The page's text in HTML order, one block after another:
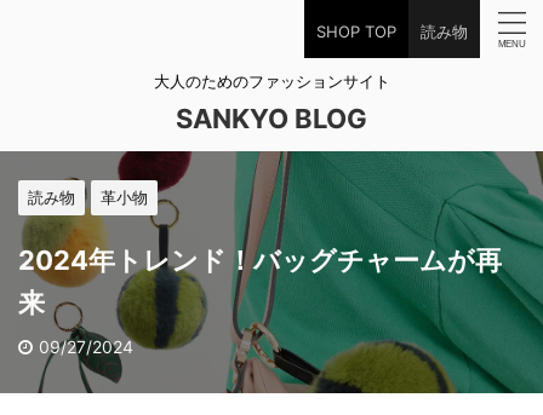
SHOP TOP 読み物
大人のためのファッションサイト
SANKYO BLOG
読み物 革小物
2024年トレンド！バッグチャームが再
来
09/27/2024